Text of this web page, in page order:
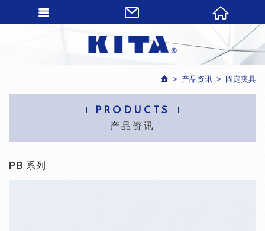
产品资讯 固定夹具
PRODUCTS
产品资讯
PB 系列